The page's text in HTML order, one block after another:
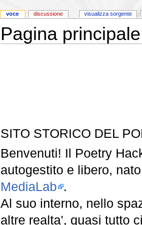
Pagina principale
SITO STORICO DEL
Benvenuti! Il Poetry
autogestito e libero,
MediaLab .
Al suo interno, nello
altre realta', quasi tutto
voce discussione visualizza sorgente